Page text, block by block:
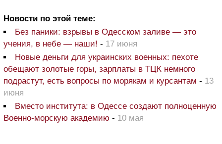
Новости по этой теме:
Без паники: взрывы в Одесском заливе — это
учения, в небе — наши! - 17 июня
Новые деньги для украинских военных: пехоте
обещают золотые горы, зарплаты в ТЦК немного
подрастут, есть вопросы по морякам и курсантам - 13
июня
Вместо института: в Одессе создают полноценную
Военно-морскую академию - 10 мая